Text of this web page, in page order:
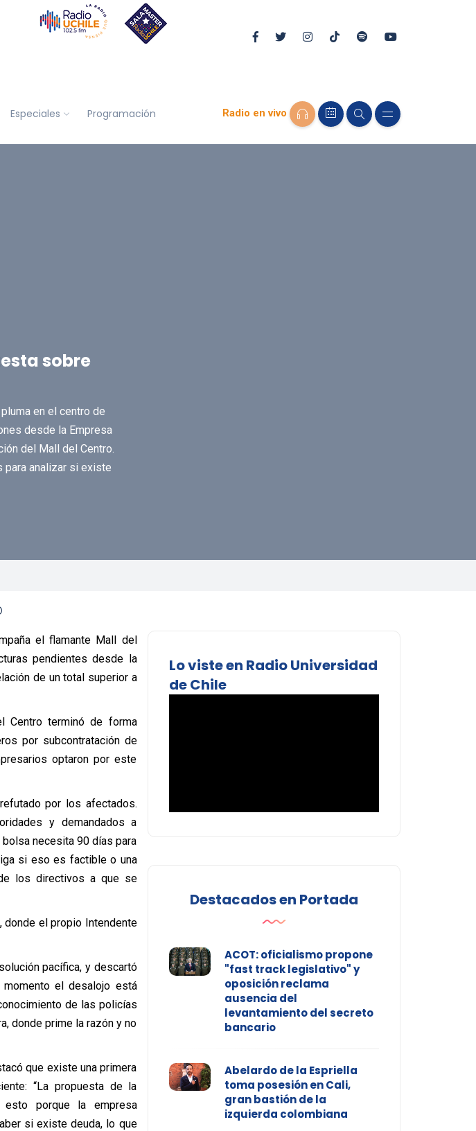
Especiales Programación Radio en vivo
sobre
en el centro de
desde la Empresa
del Mall del Centro.
para analizar si existe
el flamante Mall del
pendientes desde la
de un total superior a
Centro terminó de forma
por subcontratación de
optaron por este
por los afectados.
y demandados a
bolsa necesita 90 días para
si eso es factible o una
los directivos a que se
donde el propio Intendente
pacífica, y descartó
el desalojo está
de las policías
donde prime la razón y no
que existe una primera
“La propuesta de la
esto porque la empresa
si existe deuda, lo que
Lo viste en Radio Universidad
de Chile
Destacados en Portada
ACOT: oficialismo propone
"fast track legislativo" y
oposición reclama
ausencia del
levantamiento del secreto
bancario
Abelardo de la Espriella
toma posesión en Cali,
gran bastión de la
izquierda colombiana